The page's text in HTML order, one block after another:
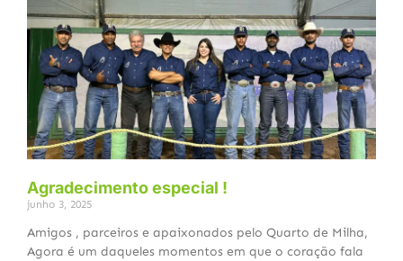
Agradecimento especial !
junho 3, 2025
Amigos , parceiros e apaixonados pelo Quarto de Milha,
Agora é um daqueles momentos em que o coração fala